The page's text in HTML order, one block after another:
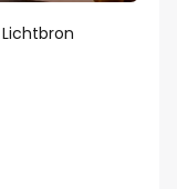
Lichtbron